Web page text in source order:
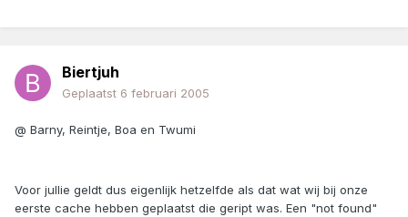
Biertjuh
Geplaatst 6 februari 2005
@ Barny, Reintje, Boa en Twumi
Voor jullie geldt dus eigenlijk hetzelfde als dat wat wij bij onze
eerste cache hebben geplaatst die geript was. Een "not found"